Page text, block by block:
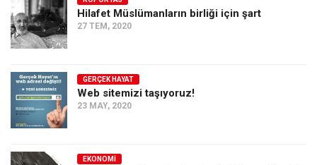
Ekonomi
Spor
Sağlık
Gıda-Beslenme
Türkiye
Hilafet Müslümanların birliği için şart
27 TEM, 2020
GERÇEK HAYAT
Web sitemizi taşıyoruz!
23 MAY, 2020
EKONOMI